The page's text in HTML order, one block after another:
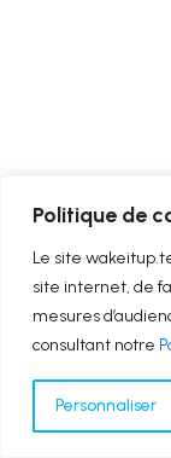
Politique de
Le site
site internet, de
mesures
consultant notre
Personnaliser